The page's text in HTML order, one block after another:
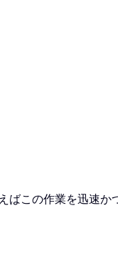
ばこの作業を迅速か